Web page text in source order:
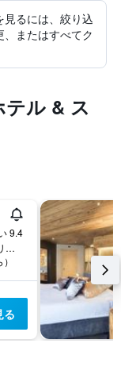
るには、絞り込
またはすべてク
ル & ス
9.4
Via Mont Dala Nef 87, リヴィーニョ, ソンドリオ県, イタリア
る